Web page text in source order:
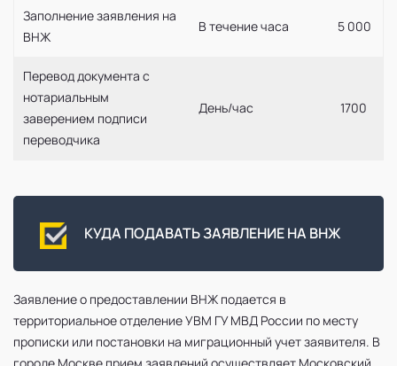
Заполнение заявления на
ВНЖ
В течение часа 5 000
Перевод документа с
нотариальным
заверением подписи
переводчика
День/час 1700
КУДА ПОДАВАТЬ ЗАЯВЛЕНИЕ НА ВНЖ
Заявление о предоставлении ВНЖ подается в
территориальное отделение УВМ ГУ МВД России по месту
прописки или постановки на миграционный учет заявителя. В